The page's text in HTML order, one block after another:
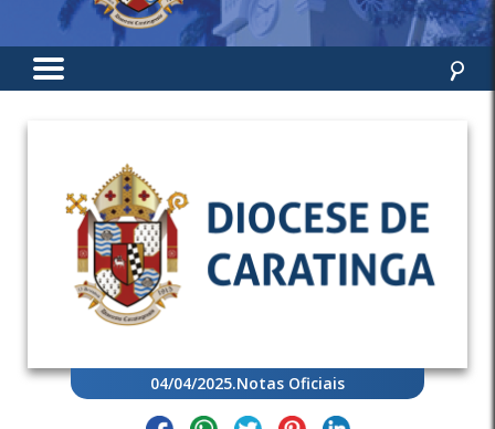
04/04/2025.Notas Oficiais